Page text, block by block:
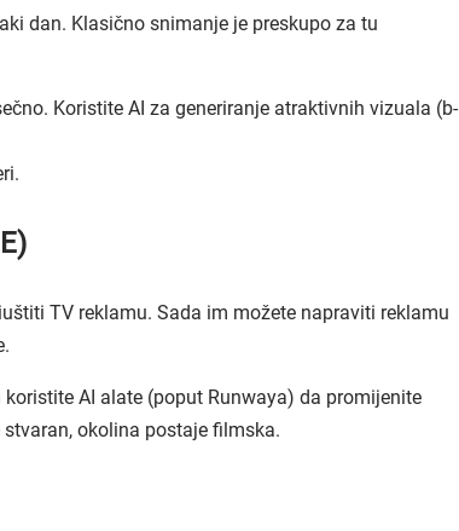
dan. Klasično snimanje je preskupo za tu
Koristite AI za generiranje atraktivnih vizuala (b-
TV reklamu. Sada im možete napraviti reklamu
AI alate (poput Runwaya) da promijenite
okolina postaje filmska.